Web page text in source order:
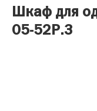
Шкаф для
05-52Р.3